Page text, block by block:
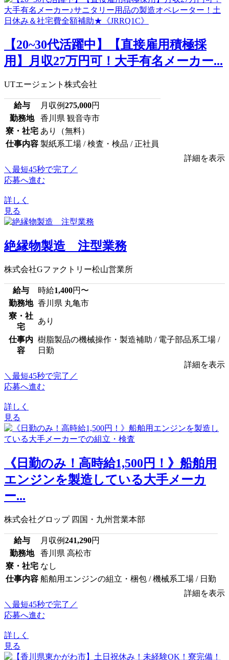
【20~30代活躍中】【直接雇用積極採
用】月収27万円可！大手有名メーカー...
UTエージェント株式会社
給与 月収例275,000円
勤務地
香川県 観音寺市
寮・社宅 あり（無料）
仕事内容 製紙系工場 / 検査・検品 / 正社員
詳細を表示
＼最短45秒で完了／
応募へ進む
詳しく
見る
絶縁物製造 注型業務
株式会社Gファクトリー松山営業所
給与 時給1,400円〜
勤務地 香川県 丸亀市
寮・社
宅
あり
仕事内
容
樹脂製品の機械操作・製造補助 / 電子部品系工場 /
日勤
詳細を表示
＼最短45秒で完了／
応募へ進む
詳しく
見る
《日勤のみ！高時給1,500円！》船舶用
エンジンを製造している大手メーカ
ー...
株式会社グロップ 四国・九州営業本部
給与 月収例241,290円
勤務地
香川県 高松市
寮・社宅 なし
仕事内容 船舶用エンジンの組立・梱包 / 機械系工場 / 日勤
詳細を表示
＼最短45秒で完了／
応募へ進む
詳しく
見る